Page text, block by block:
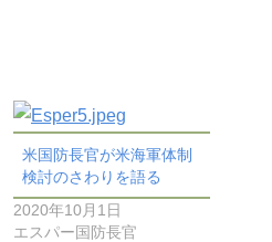
米国防長官が米海軍体制
検討のさわりを語る
2020年10月1日
エスパー国防長官